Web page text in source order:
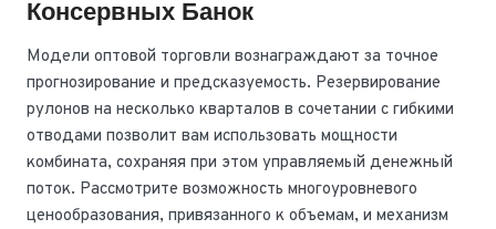
Консервных Банок
Модели оптовой торговли вознаграждают за точное
прогнозирование и предсказуемость. Резервирование
рулонов на несколько кварталов в сочетании с гибкими
отводами позволит вам использовать мощности
комбината, сохраняя при этом управляемый денежный
поток. Рассмотрите возможность многоуровневого
ценообразования, привязанного к объемам, и механизм